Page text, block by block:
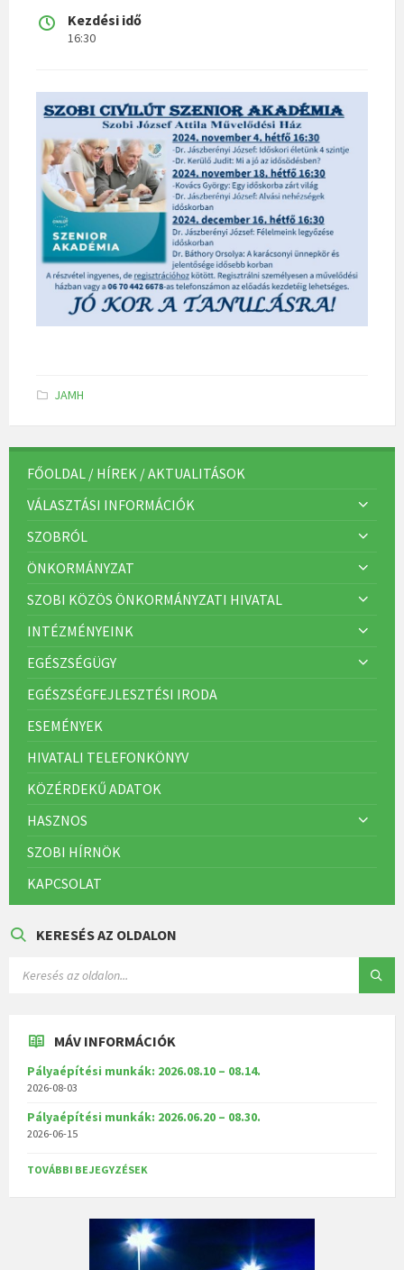
Kezdési idő
16:30
K
r
i
k
JAMH
FŐOLDAL / HÍREK / AKTUALITÁSOK
VÁLASZTÁSI INFORMÁCIÓK
SZOBRÓL
ÖNKORMÁNYZAT
SZOBI KÖZÖS ÖNKORMÁNYZATI HIVATAL
INTÉZMÉNYEINK
EGÉSZSÉGÜGY
EGÉSZSÉGFEJLESZTÉSI IRODA
ESEMÉNYEK
HIVATALI TELEFONKÖNYV
KÖZÉRDEKŰ ADATOK
HASZNOS
SZOBI HÍRNÖK
KAPCSOLAT
KERESÉS AZ OLDALON
MÁV INFORMÁCIÓK
Pályaépítési munkák: 2026.08.10 – 08.14.
2026-08-03
Pályaépítési munkák: 2026.06.20 – 08.30.
2026-06-15
TOVÁBBI BEJEGYZÉSEK